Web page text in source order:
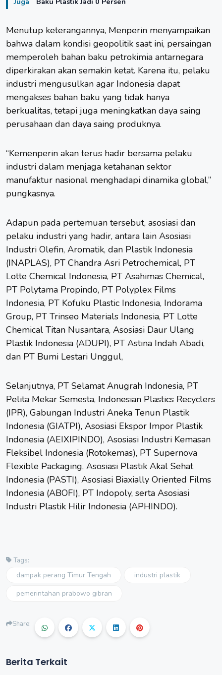
Menutup keterangannya, Menperin menyampaikan
bahwa dalam kondisi geopolitik saat ini, persaingan
memperoleh bahan baku petrokimia antarnegara
diperkirakan akan semakin ketat. Karena itu, pelaku
industri mengusulkan agar Indonesia dapat
mengakses bahan baku yang tidak hanya
berkualitas, tetapi juga meningkatkan daya saing
perusahaan dan daya saing produknya.
“Kemenperin akan terus hadir bersama pelaku
industri dalam menjaga ketahanan sektor
manufaktur nasional menghadapi dinamika global,”
pungkasnya.
Adapun pada pertemuan tersebut, asosiasi dan
pelaku industri yang hadir, antara lain Asosiasi
Industri Olefin, Aromatik, dan Plastik Indonesia
(INAPLAS), PT Chandra Asri Petrochemical, PT
Lotte Chemical Indonesia, PT Asahimas Chemical,
PT Polytama Propindo, PT Polyplex Films
Indonesia, PT Kofuku Plastic Indonesia, Indorama
Group, PT Trinseo Materials Indonesia, PT Lotte
Chemical Titan Nusantara, Asosiasi Daur Ulang
Plastik Indonesia (ADUPI), PT Astina Indah Abadi,
dan PT Bumi Lestari Unggul,
Selanjutnya, PT Selamat Anugrah Indonesia, PT
Pelita Mekar Semesta, Indonesian Plastics Recyclers
(IPR), Gabungan Industri Aneka Tenun Plastik
Indonesia (GIATPI), Asosiasi Ekspor Impor Plastik
Indonesia (AEIXIPINDO), Asosiasi Industri Kemasan
Fleksibel Indonesia (Rotokemas), PT Supernova
Flexible Packaging, Asosiasi Plastik Akal Sehat
Indonesia (PASTI), Asosiasi Biaxially Oriented Films
Indonesia (ABOFI), PT Indopoly, serta Asosiasi
Industri Plastik Hilir Indonesia (APHINDO).
Tags:
dampak perang Timur Tengah
industri plastik
pemerintahan prabowo gibran
Share:
Berita Terkait